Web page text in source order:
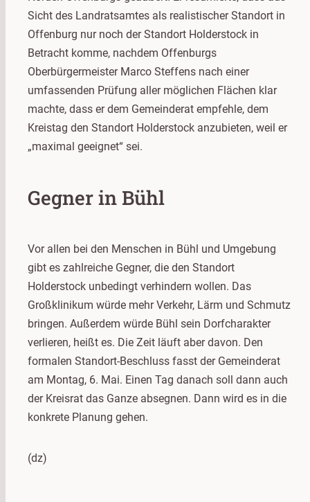
Sicht des Landratsamtes als realistischer Standort in
Offenburg nur noch der Standort Holderstock in
Betracht komme, nachdem Offenburgs
Oberbürgermeister Marco Steffens nach einer
umfassenden Prüfung aller möglichen Flächen klar
machte, dass er dem Gemeinderat empfehle, dem
Kreistag den Standort Holderstock anzubieten, weil er
„maximal geeignet“ sei.
Gegner in Bühl
Vor allen bei den Menschen in Bühl und Umgebung
gibt es zahlreiche Gegner, die den Standort
Holderstock unbedingt verhindern wollen. Das
Großklinikum würde mehr Verkehr, Lärm und Schmutz
bringen. Außerdem würde Bühl sein Dorfcharakter
verlieren, heißt es. Die Zeit läuft aber davon. Den
formalen Standort-Beschluss fasst der Gemeinderat
am Montag, 6. Mai. Einen Tag danach soll dann auch
der Kreisrat das Ganze absegnen. Dann wird es in die
konkrete Planung gehen.
(dz)